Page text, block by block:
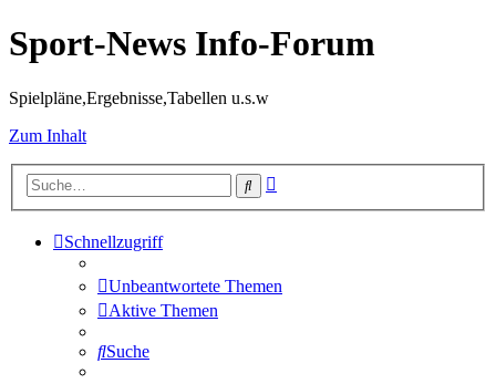
Sport-News Info-Forum
Spielpläne,Ergebnisse,Tabellen u.s.w
Zum Inhalt
Suche
Schnellzugriff
Unbeantwortete Themen
Aktive Themen
Suche